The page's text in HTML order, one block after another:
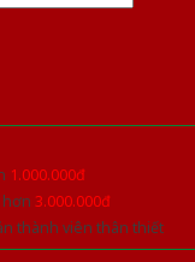
1.000.000đ
3.000.000đ
thành viên thân thiết